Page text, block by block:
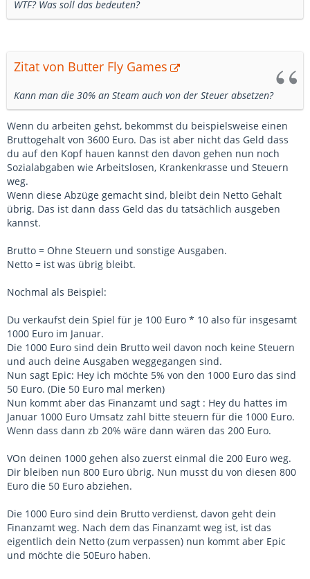
WTF? Was soll das bedeuten?
Zitat von Butter Fly Games
Kann man die 30% an Steam auch von der Steuer absetzen?
Wenn du arbeiten gehst, bekommst du beispielsweise einen
Bruttogehalt von 3600 Euro. Das ist aber nicht das Geld dass
du auf den Kopf hauen kannst den davon gehen nun noch
Sozialabgaben wie Arbeitslosen, Krankenkrasse und Steuern
weg.
Wenn diese Abzüge gemacht sind, bleibt dein Netto Gehalt
übrig. Das ist dann dass Geld das du tatsächlich ausgeben
kannst.
Brutto = Ohne Steuern und sonstige Ausgaben.
Netto = ist was übrig bleibt.
Nochmal als Beispiel:
Du verkaufst dein Spiel für je 100 Euro * 10 also für insgesamt
1000 Euro im Januar.
Die 1000 Euro sind dein Brutto weil davon noch keine Steuern
und auch deine Ausgaben weggegangen sind.
Nun sagt Epic: Hey ich möchte 5% von den 1000 Euro das sind
50 Euro. (Die 50 Euro mal merken)
Nun kommt aber das Finanzamt und sagt : Hey du hattes im
Januar 1000 Euro Umsatz zahl bitte steuern für die 1000 Euro.
Wenn dass dann zb 20% wäre dann wären das 200 Euro.
VOn deinen 1000 gehen also zuerst einmal die 200 Euro weg.
Dir bleiben nun 800 Euro übrig. Nun musst du von diesen 800
Euro die 50 Euro abziehen.
Die 1000 Euro sind dein Brutto verdienst, davon geht dein
Finanzamt weg. Nach dem das Finanzamt weg ist, ist das
eigentlich dein Netto (zum verpassen) nun kommt aber Epic
und möchte die 50Euro haben.